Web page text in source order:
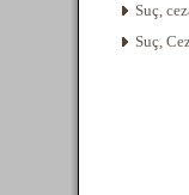
Suç,
Suç,